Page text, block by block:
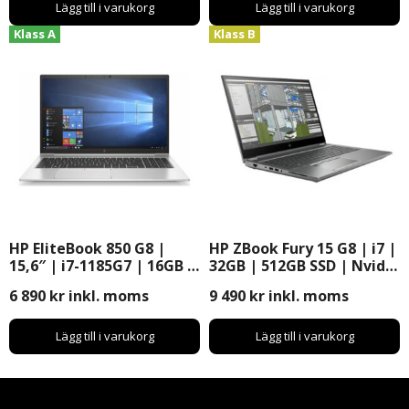
Lägg till i varukorg Lägg till i varukorg
HP EliteBook 850 G8 |
15,6″ | i7-1185G7 | 16GB |
Pro
Klass A
6 890 kr inkl. moms
Lägg till i varukorg
HP ZBook Fury 15 G8 | i7 |
32GB | 512GB SSD | Nvidia
Windows 11 Pro | 15,6″
Klass B
9 490 kr inkl. moms
Lägg till i varukorg